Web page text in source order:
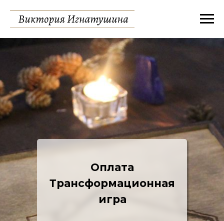
Оплата
Трансформационная
игра